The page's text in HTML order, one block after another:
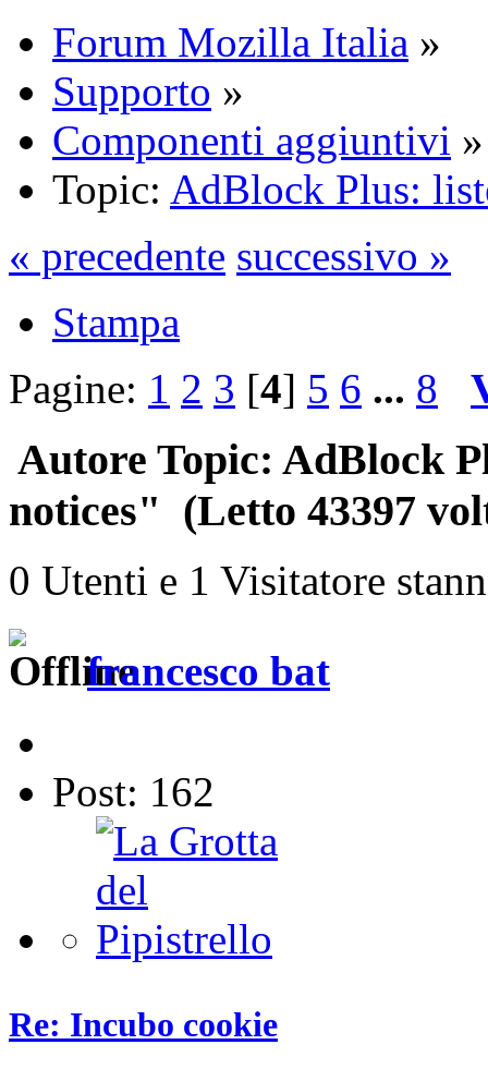
Forum Mozilla Italia »
Supporto »
Componenti aggiuntivi »
Topic: AdBlock Plus:
« precedente successivo »
Stampa
Pagine: 1 2 3 [4] 5 6 ... 8
Autore Topic: AdBlock
notices" (Letto 43397
0 Utenti e 1 Visitatore
francesco bat
Post: 162
Re: Incubo cookie